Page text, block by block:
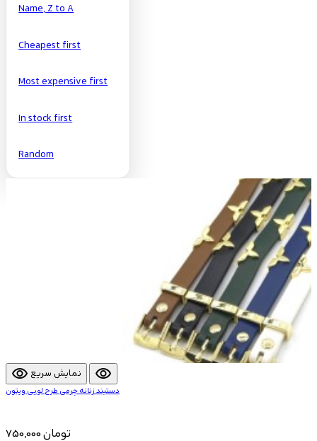
Name, Z to A
Cheapest first
Most expensive first
In stock first
Random
visibility نمایش سریع visibility
دستبند زنانه چرمی طرح لویی ویتون
750,000 تومان